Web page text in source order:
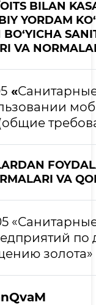
BILAN
YORDAM
VA
«
VA
по
золота»